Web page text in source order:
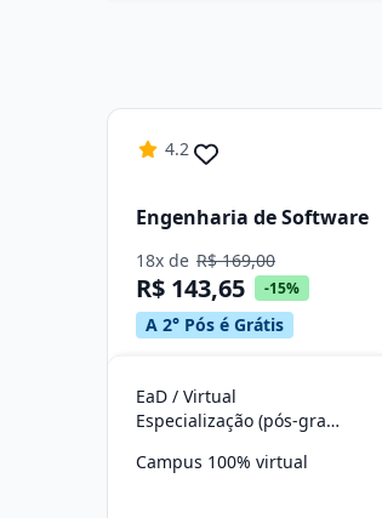
4.2
Engenharia de Software
18x de R$ 169,00
R$ 143,65 -15%
A 2° Pós é Grátis
EaD / Virtual
Especialização (pós-graduação)
Campus 100% virtual